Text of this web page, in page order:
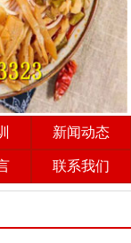
新闻动态
联系我们